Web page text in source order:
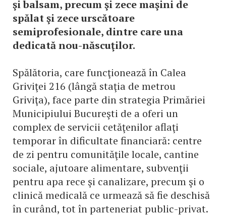
şi balsam, precum şi zece maşini de
spălat şi zece urscătoare
semiprofesionale, dintre care una
dedicată nou-născuţilor.
Spălătoria, care funcţionează în Calea
Griviţei 216 (lângă staţia de metrou
Griviţa), face parte din strategia Primăriei
Municipiului Bucureşti de a oferi un
complex de servicii cetăţenilor aflaţi
temporar în dificultate financiară: centre
de zi pentru comunităţile locale, cantine
sociale, ajutoare alimentare, subvenţii
pentru apa rece şi canalizare, precum şi o
clinică medicală ce urmează să fie deschisă
în curând, tot în parteneriat public-privat.